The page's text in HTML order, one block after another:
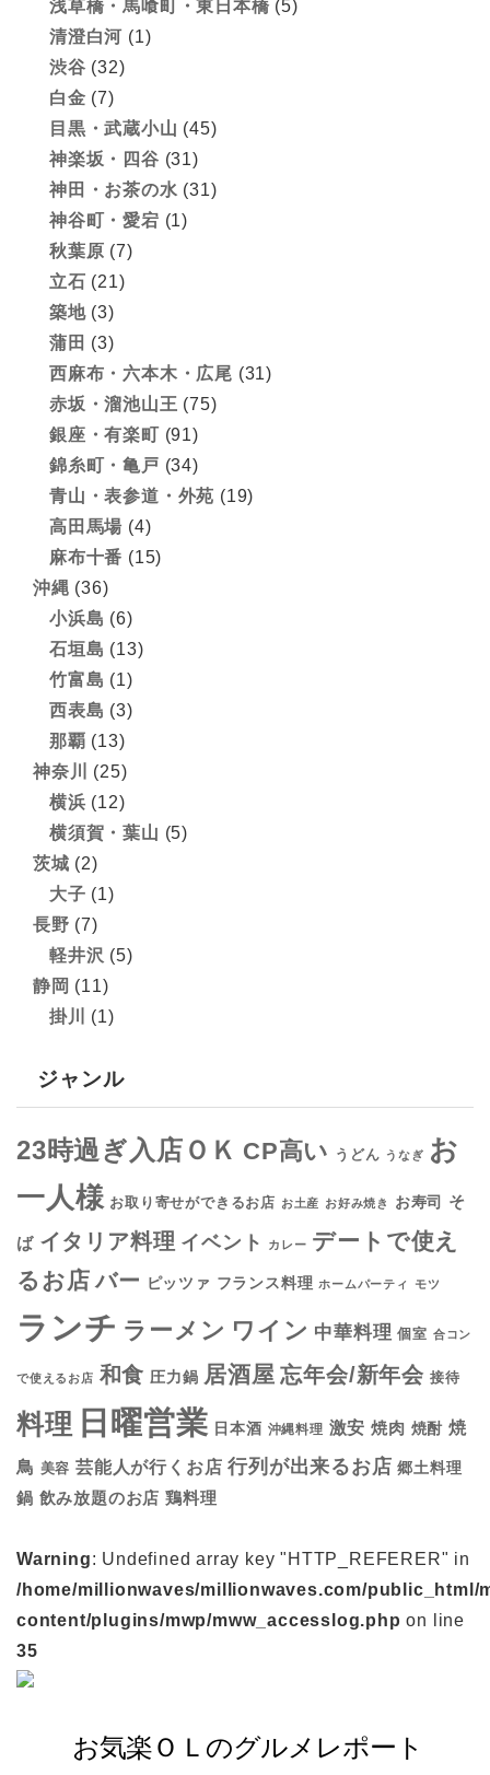
浅草橋・馬喰町・東日本橋 (5)
清澄白河 (1)
渋谷 (32)
白金 (7)
目黒・武蔵小山 (45)
神楽坂・四谷 (31)
神田・お茶の水 (31)
神谷町・愛宕 (1)
秋葉原 (7)
立石 (21)
築地(3)
蒲田 (3)
西麻布・六本木・広尾 (31)
赤坂・溜池山王 (75)
銀座・有楽町 (91)
錦糸町・亀戸 (34)
青山・表参道・外苑 (19)
高田馬場 (4)
麻布十番 (15)
沖縄 (36)
小浜島 (6)
石垣島 (13)
竹富島 (1)
西表島 (3)
那覇 (13)
神奈川
(25)
横浜 (12)
横須賀・葉山 (5)
茨城 (2)
大子 (1)
長野 (7)
軽井沢 (5)
静岡 (11)
掛川
(1)
ジャンル
23時過ぎ入店ＯＫ CP高い うどん うなぎ お
一人様 お取り寄せができるお店 お土産 お好み焼き お寿司 そ
ば イタリア料理 イベント カレー デートで使え
るお店 バー ピッツァ フランス料理 ホームパーティ モツ
ランチ ラーメン ワイン 中華料理 個室 合コン
で使えるお店 和食 圧力鍋 居酒屋 忘年会/新年会 接待
料理 日曜営業 日本酒 沖縄料理 激安 焼肉 焼酎 焼
鳥 美容 芸能人が行くお店 行列が出来るお店 郷土料理
鍋 飲み放題のお店 鶏料理
Warning: Undefined array key "HTTP_REFERER" in
/home/millionwaves/millionwaves.com/public_html/
content/plugins/mwp/mww_accesslog.php on line
35